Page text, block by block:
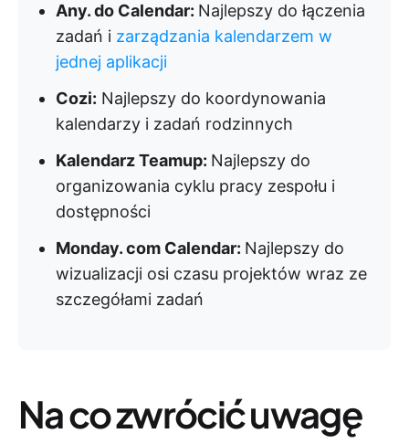
Any. do Calendar: Najlepszy do łączenia
zadań i zarządzania kalendarzem w
jednej aplikacji
Cozi: Najlepszy do koordynowania
kalendarzy i zadań rodzinnych
Kalendarz Teamup: Najlepszy do
organizowania cyklu pracy zespołu i
dostępności
Monday. com Calendar: Najlepszy do
wizualizacji osi czasu projektów wraz ze
szczegółami zadań
Na co zwrócić uwagę